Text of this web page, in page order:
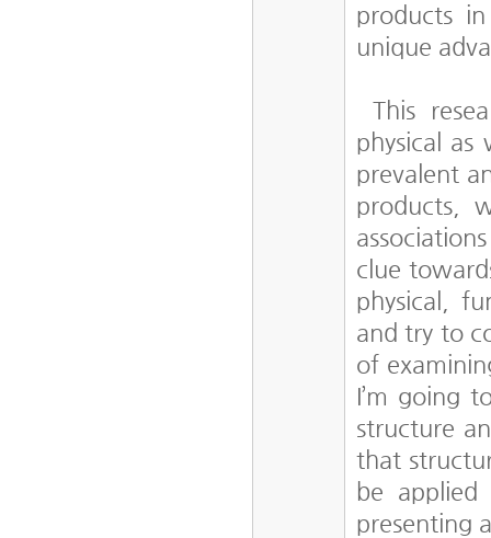
products
unique
This
physical
prevalent
products,
clue
physical,
and try to
of
I’m going
structure
that
be
presenting